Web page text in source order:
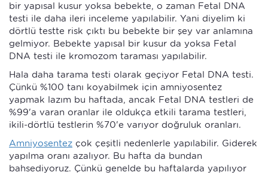
bir yapısal kusur yoksa bebekte, o zaman Fetal DNA
testi ile daha ileri inceleme yapılabilir. Yani diyelim ki
dörtlü testte risk çıktı bu bebekte bir şey var anlamına
gelmiyor. Bebekte yapısal bir kusur da yoksa Fetal
DNA testi ile kromozom taraması yapılabilir.
Hala daha tarama testi olarak geçiyor Fetal DNA testi.
Çünkü %100 tanı koyabilmek için amniyosentez
yapmak lazım bu haftada, ancak Fetal DNA testleri de
%99'a varan oranlar ile oldukça etkili tarama testleri,
ikili-dörtlü testlerin %70'e varıyor doğruluk oranları.
Amniyosentez çok çeşitli nedenlerle yapılabilir. Giderek
yapılma oranı azalıyor. Bu hafta da bundan
bahsediyoruz. Çünkü genelde bu haftalarda yapılıyor